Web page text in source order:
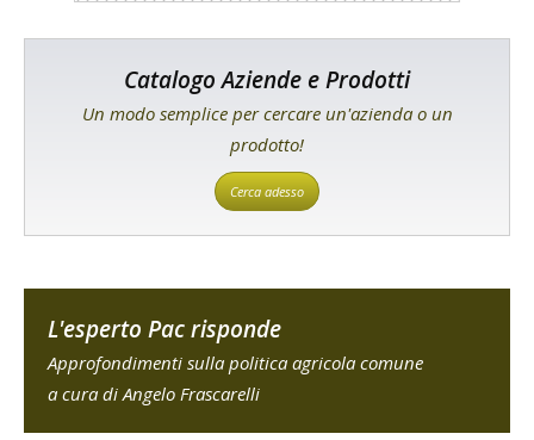
Catalogo Aziende e Prodotti
Un modo semplice per cercare un'azienda o un
prodotto!
Cerca adesso
L'esperto Pac risponde
Approfondimenti sulla politica agricola comune
a cura di Angelo Frascarelli